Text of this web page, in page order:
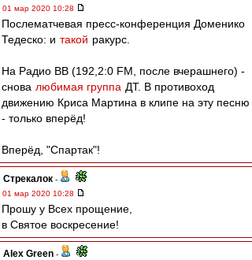
01 мар 2020 10:28
Послематчевая пресс-конференция Доменико
Тедеско: и такой ракурс.
На Радио ВВ (192,2:0 FM, после вчерашнего) -
снова любимая группа ДТ. В противоход
движению Криса Мартина в клипе на эту песню
- только вперёд!
Вперёд, "Спартак"!
Стрекалок -
01 мар 2020 10:28
Прошу у Всех прощение,
в Святое воскресение!
Alex Green -